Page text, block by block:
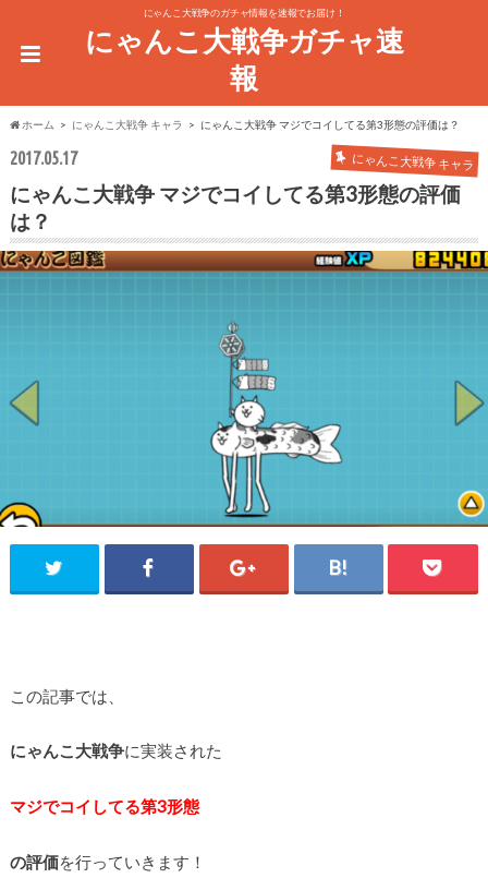
にゃんこ大戦争のガチャ情報を速報でお届け！
にゃんこ大戦争ガチャ速
報
ホーム にゃんこ大戦争 キャラ にゃんこ大戦争 マジでコイしてる第3形態の評価は？
2017.05.17 にゃんこ大戦争 キャラ
にゃんこ大戦争 マジでコイしてる第3形態の評価
は？
この記事では、
にゃんこ大戦争に実装された
マジでコイしてる第3形態
の評価を行っていきます！